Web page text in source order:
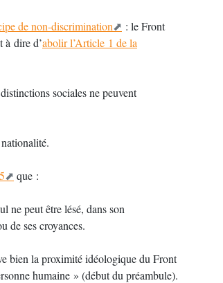
de non-discrimination
: le Front
à dire d’abolir l’Article 1 de la
sociales ne peuvent
que :
ne peut être lésé, dans son
de ses croyances.
bien la proximité idéologique du Front
humaine » (début du préambule).